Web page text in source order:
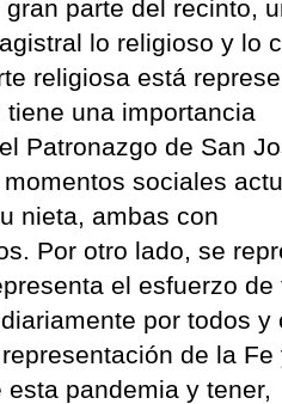
parte del recinto,
lo religioso y lo
religiosa está
una importancia
Patronazgo de San
sociales
nieta, ambas con
Por otro lado, se
el esfuerzo de
por todos y
de la Fe
pandemia y tener,